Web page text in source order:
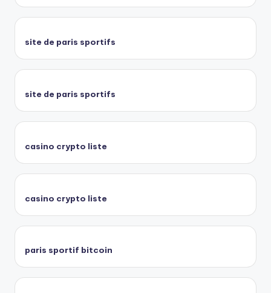
site de paris sportifs
site de paris sportifs
casino crypto liste
casino crypto liste
paris sportif bitcoin